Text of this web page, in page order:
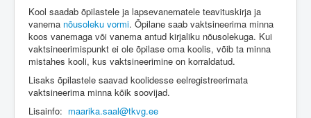
Kool saadab õpilastele ja lapsevanematele teavituskirja ja
vanema nõusoleku vormi. Õpilane saab vaktsineerima minna
koos vanemaga või vanema antud kirjaliku nõusolekuga. Kui
vaktsineerimispunkt ei ole õpilase oma koolis, võib ta minna
mistahes kooli, kus vaktsineerimine on korraldatud.
Lisaks õpilastele saavad koolidesse eelregistreerimata
vaktsineerima minna kõik soovijad.
Lisainfo: maarika.saal@tkvg.ee